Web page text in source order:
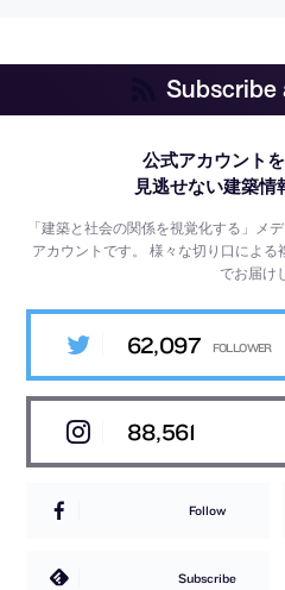
Subscribe
公式アカウント
見逃せない建築情
「建築と社会の関係を視覚化する」メ
アカウントです。様々な切り口による
でお届け
62,097
88,561
Follow
Subscribe